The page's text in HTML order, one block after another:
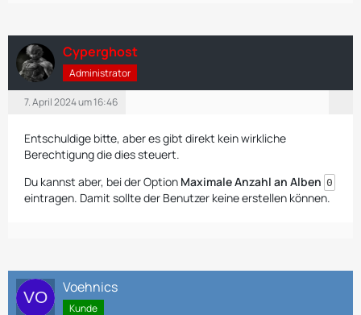
Cyperghost
Administrator
7. April 2024 um 16:46
Entschuldige bitte, aber es gibt direkt kein wirkliche
Berechtigung die dies steuert.
Du kannst aber, bei der Option Maximale Anzahl an Alben 0
eintragen. Damit sollte der Benutzer keine erstellen können.
Voehnics
Kunde